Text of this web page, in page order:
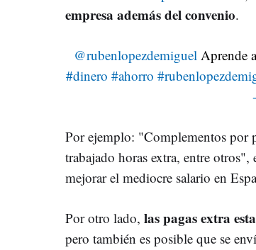
empresa además del convenio.
@rubenlopezdemiguel Aprende
#dinero #ahorro
Por ejemplo: "Complementos por
trabajado horas extra, entre
mejorar el mediocre salario en
Por otro lado, las pagas extra
pero también es posible que se